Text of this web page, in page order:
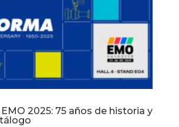
2025: 75 años de historia y